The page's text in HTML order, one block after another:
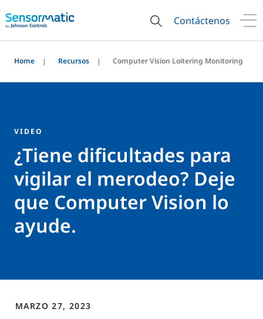
Contáctenos
Home Recursos Computer Vision Loitering Monitoring
VIDEO
¿Tiene dificultades para
vigilar el merodeo? Deje
que Computer Vision lo
ayude.
MARZO 27, 2023